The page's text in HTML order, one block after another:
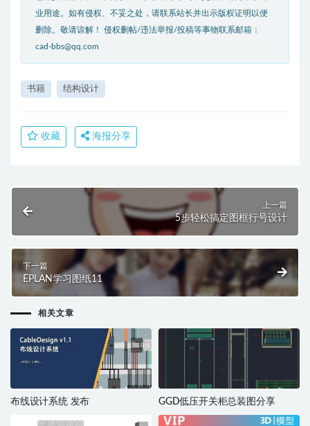
业用途。如有侵权、不妥之处，请联系站长并出示版权证明以便
删除。敬请谅解！ 侵权删帖/违法举报/投稿等事物联系邮箱：
cad-bbs@qq.com
书籍 结构设计
收藏 海报分享
上一篇
5步轻松搞定图框行号设计
下一篇
EPLAN学习图纸11
相关文章
布线设计系统 发布 GGD低压开关柜总装图分享